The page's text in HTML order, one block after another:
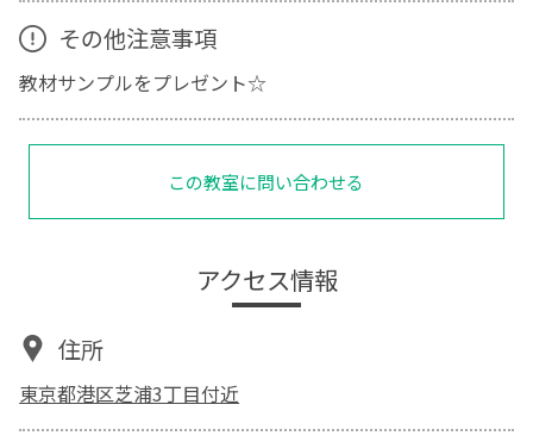
その他注意事項
教材サンプルをプレゼント☆
この教室に問い合わせる
アクセス情報
住所
東京都港区芝浦3丁目付近